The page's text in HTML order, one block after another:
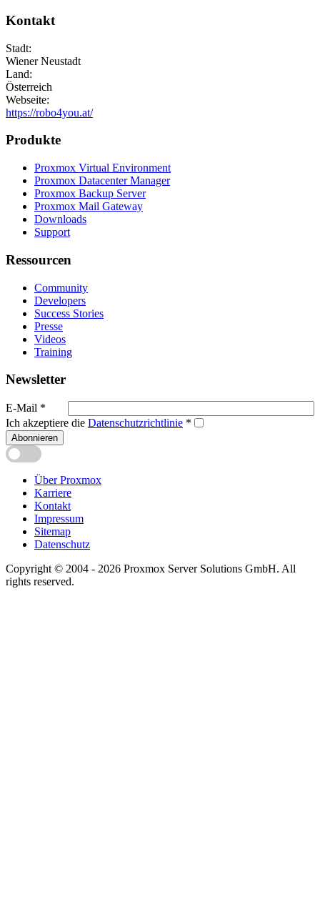
Kontakt
Stadt:
Wiener Neustadt
Land:
Österreich
Webseite:
https://robo4you.at/
Produkte
Proxmox Virtual Environment
Proxmox Datacenter Manager
Proxmox Backup Server
Proxmox Mail Gateway
Downloads
Support
Ressourcen
Community
Developers
Success Stories
Presse
Videos
Training
Newsletter
E-Mail *
Ich akzeptiere die Datenschutzrichtlinie *
Abonnieren
Über Proxmox
Karriere
Kontakt
Impressum
Sitemap
Datenschutz
Copyright © 2004 - 2026 Proxmox Server Solutions GmbH. All
rights reserved.